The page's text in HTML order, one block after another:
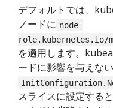
デフォルトでは、
ノードに node-
role.kubernetes.io/
を適用します。
ードに影響を与えない
スライスに設定する